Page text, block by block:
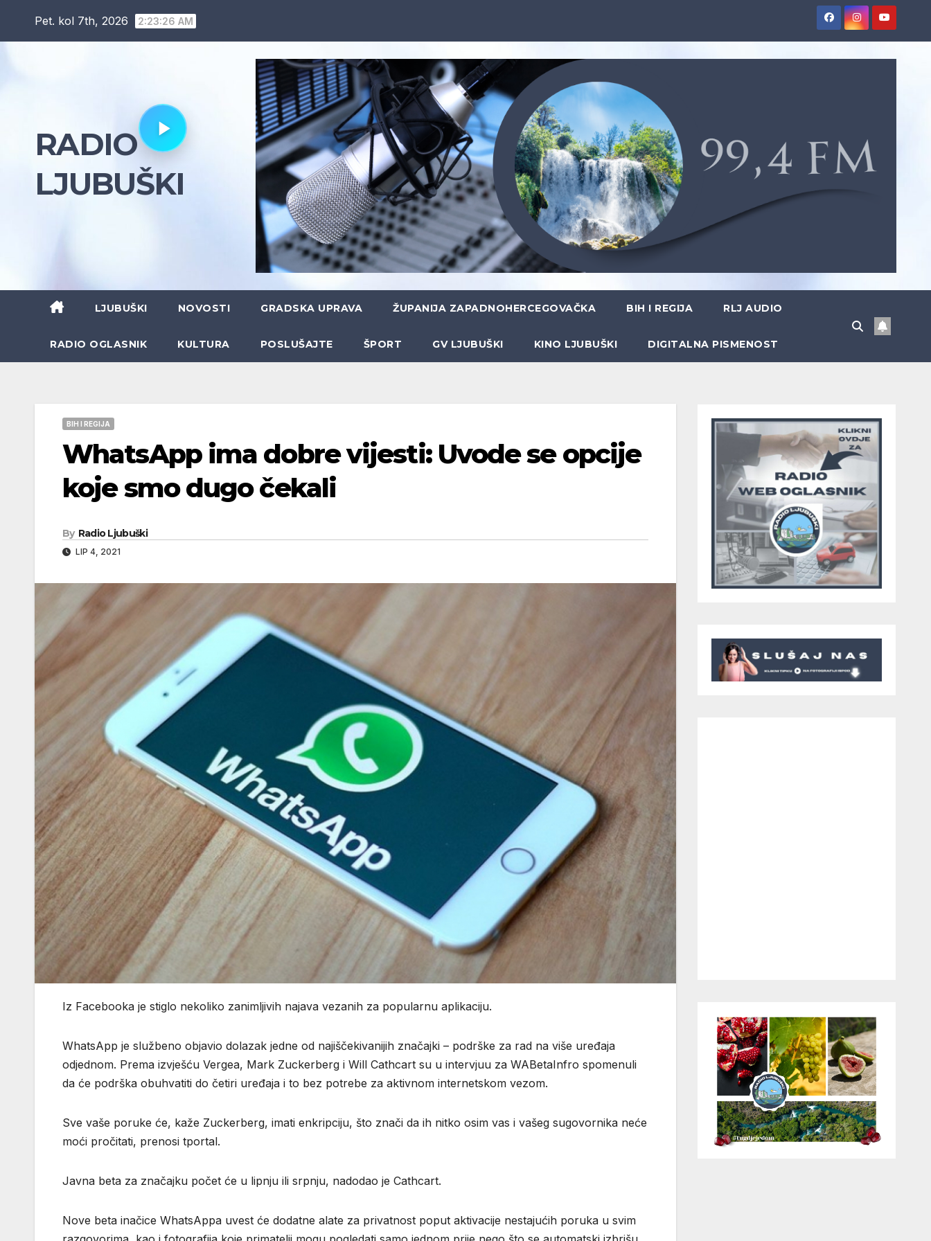
Pet. kol 7th, 2026 2:23:28 AM
RADIO
LJUBUŠKI
LJUBUŠKI NOVOSTI GRADSKA UPRAVA ŽUPANIJA ZAPADNOHERCEGOVAČKA BIH I REGIJA RLJ AUDIO
RADIO OGLASNIK KULTURA POSLUŠAJTE ŠPORT GV LJUBUŠKI KINO LJUBUŠKI DIGITALNA PISMENOST
BIH I REGIJA
WhatsApp ima dobre vijesti: Uvode se opcije
koje smo dugo čekali
By Radio Ljubuški
LIP 4, 2021
Iz Facebooka je stiglo nekoliko zanimljivih najava vezanih za popularnu aplikaciju.
WhatsApp je službeno objavio dolazak jedne od najiščekivanijih značajki – podrške za rad na više uređaja
odjednom. Prema izvješću Vergea, Mark Zuckerberg i Will Cathcart su u intervjuu za WABetaInfro spomenuli
da će podrška obuhvatiti do četiri uređaja i to bez potrebe za aktivnom internetskom vezom.
Sve vaše poruke će, kaže Zuckerberg, imati enkripciju, što znači da ih nitko osim vas i vašeg sugovornika neće
moći pročitati, prenosi tportal.
Javna beta za značajku počet će u lipnju ili srpnju, nadodao je Cathcart.
Nove beta inačice WhatsAppa uvest će dodatne alate za privatnost poput aktivacije nestajućih poruka u svim